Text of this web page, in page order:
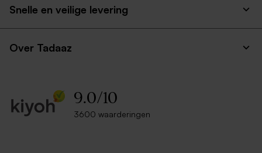
Snelle en veilige levering
Over Tadaaz
9.0/10
3600 waarderingen